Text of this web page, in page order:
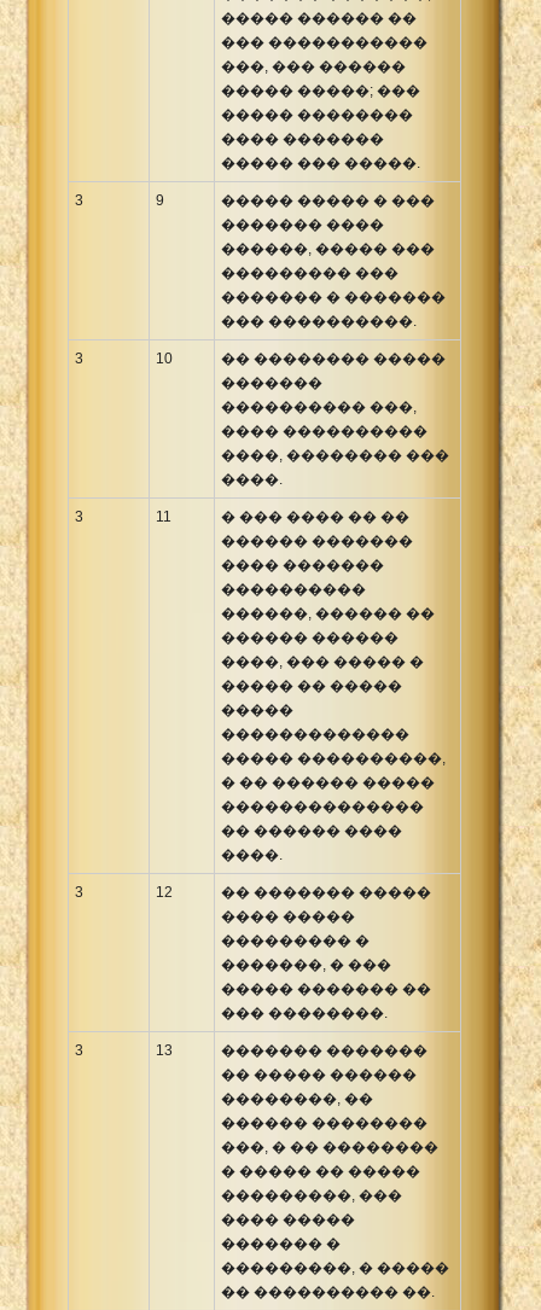
����� ������ ��
��� �����������
���, ��� ������
����� �����; ���
����� ��������
���� �������
����� ��� �����.
3 9
����� ����� � ���
������� ����
������, ����� ���
��������� ���
������� � �������
��� ����������.
3 10
�� �������� �����
�������
���������� ���,
���� ����������
����, �������� ���
����.
3 11
� ��� ���� �� ��
������ �������
���� �������
����������
������, ������ ��
������ ������
����, ��� ����� �
����� �� �����
�����
�������������
����� ����������,
� �� ������ �����
��������������
�� ������ ����
����.
3 12
�� ������� �����
���� �����
��������� �
�������, � ���
����� ������� ��
��� ��������.
3 13
������� �������
�� ����� ������
��������, ��
������ ��������
���, � �� ��������
� ����� �� �����
���������, ���
���� �����
������� �
���������, � �����
�� ���������� ��.